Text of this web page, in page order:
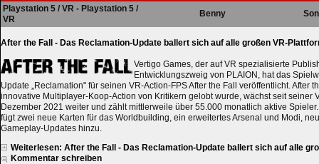
Playstation 5 / VR - Playstation 5 /
VR
Benny
After the Fall - Das Reclamation-Update ballert sich auf alle großen VR-
Vertigo Games, der auf VR spezialisierte
Entwicklungszweig von PLAION, hat das
Update „Reclamation" für seinen VR-Action-FPS After the Fall veröffentlicht. After
innovative Multiplayer-Koop-Action von Kritikern gelobt wurde, wächst seit seiner
Dezember 2021 weiter und zählt mittlerweile über 55.000 monatlich aktive
fügt zwei neue Karten für das Worldbuilding, ein erweitertes Arsenal und Modi,
Gameplay-Updates hinzu.
Weiterlesen: After the Fall - Das Reclamation-Update ballert sich auf alle
Kommentar schreiben